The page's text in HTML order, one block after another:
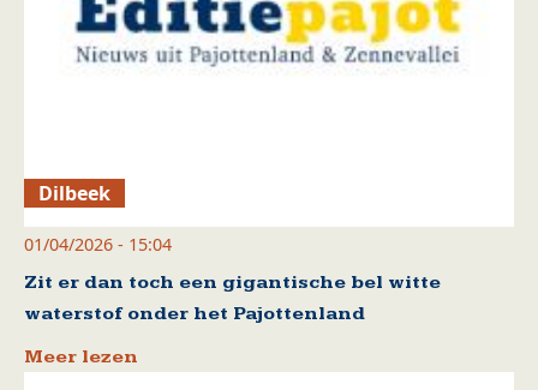
Dilbeek
01/04/2026 - 15:04
Zit er dan toch een gigantische bel witte
waterstof onder het Pajottenland
Meer lezen